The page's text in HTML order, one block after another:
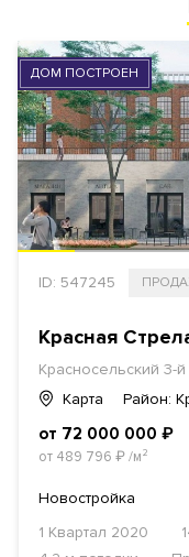
ДОМ ПОСТРОЕН
ID: 547245
Красносельский 3-
Карта
Район:
от 72 000 000 ₽
от 489 796 ₽/м²
Новостройка
1 Квартал 2020